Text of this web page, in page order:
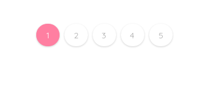
1 2 3 4 5